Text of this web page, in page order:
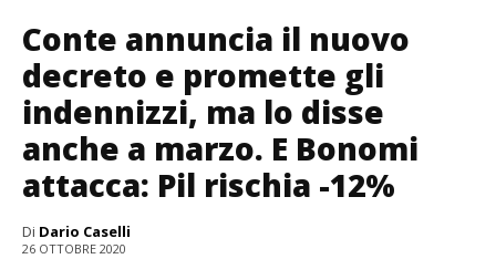
Conte annuncia il nuovo
decreto e promette gli
indennizzi, ma lo disse
anche a marzo. E Bonomi
attacca: Pil rischia -12%
Di Dario Caselli
26 OTTOBRE 2020